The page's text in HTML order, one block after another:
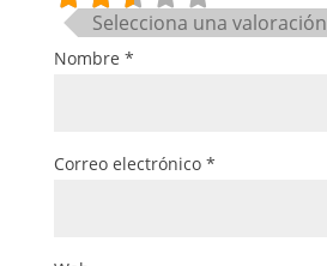
Selecciona una valoración
Nombre *
Correo electrónico *